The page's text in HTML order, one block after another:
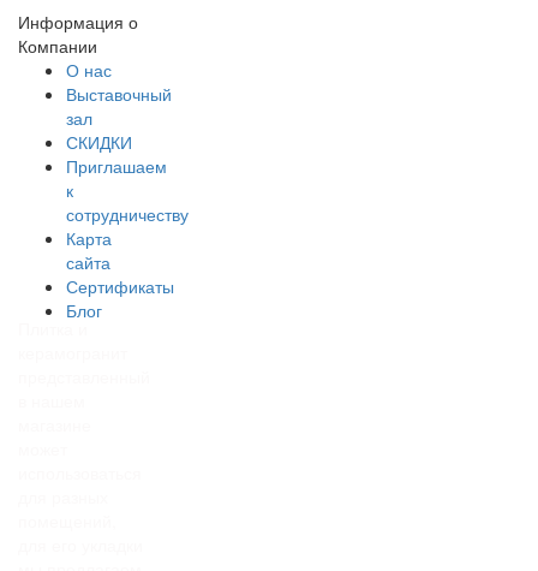
Информация о
Компании
О нас
Выставочный
зал
СКИДКИ
Приглашаем
к
сотрудничеству
Карта
сайта
Сертификаты
Блог